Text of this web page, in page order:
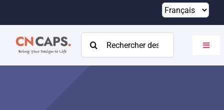
contenu
Rechercher: